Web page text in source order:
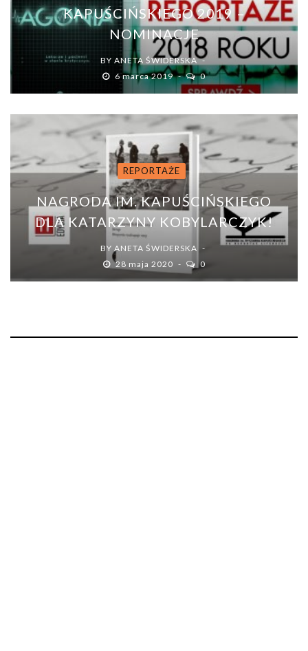
KAPUŚCIŃSKIEGO 2019 –
NOMINACJE
BY ANETA ŚWIDERSKA
6 marca 2019
0
REPORTAŻE
NAGRODA IM. KAPUŚCIŃSKIEGO
DLA KATARZYNY KOBYLARCZYK!
BY ANETA ŚWIDERSKA
28 maja 2020
0